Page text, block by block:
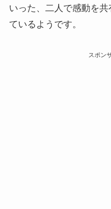
いった、二人で感動を
ているようです。
スポン